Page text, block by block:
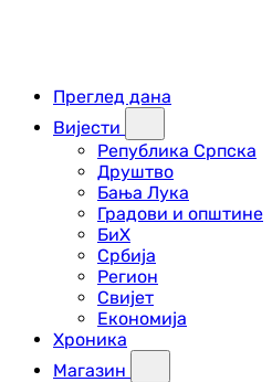
Преглед дана
Вијести
Република Српска
Друштво
Бања Лука
Градови и општине
БиХ
Србија
Регион
Свијет
Економија
Хроника
Магазин